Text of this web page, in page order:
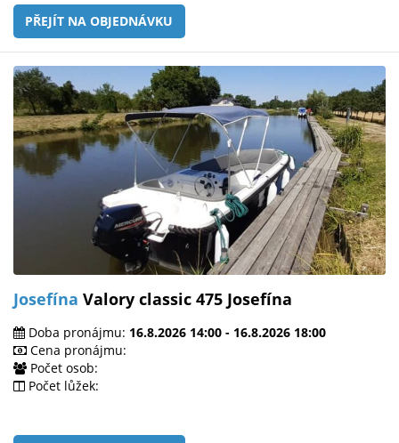
PŘEJÍT NA OBJEDNÁVKU
Josefína Valory classic 475 Josefína
Doba pronájmu: 16.8.2026 14:00 - 16.8.2026 18:00
Cena pronájmu:
Počet osob:
Počet lůžek: